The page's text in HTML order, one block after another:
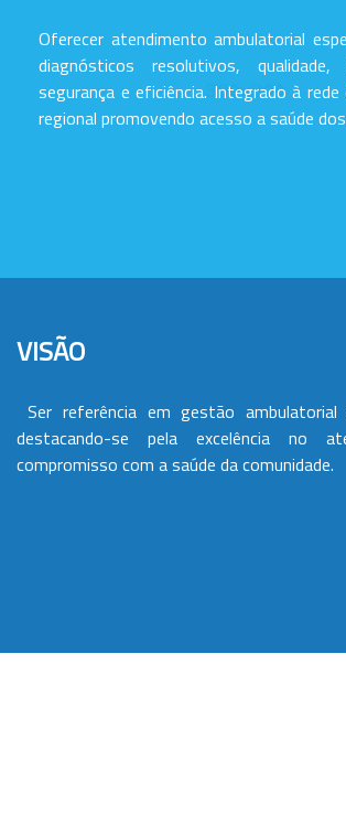
Oferecer atendimento ambulatorial
diagnósticos resolutivos, qualidade,
segurança e eficiência. Integrado à rede
regional promovendo acesso a saúde
VISÃO
Ser referência em gestão ambulatorial
destacando-se pela excelência no
compromisso com a saúde da comunidade.